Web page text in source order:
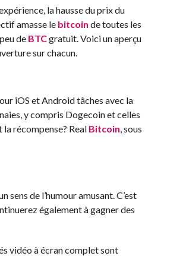
la hausse du prix du
amasse le bitcoin de toutes les
de BTCgratuit. Voici un aperçu
sur chacun.
iOS et Android tâches avec la
y compris Dogecoin et celles
la récompense? Real Bitcoin, sous
de l’humour amusant. C’est
également à gagner des
vidéo à écran complet sont